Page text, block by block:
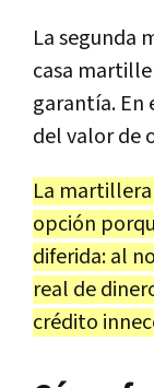
La segunda
casa
garantía. En
del valor de
La
opción
diferida: al
real de
crédito